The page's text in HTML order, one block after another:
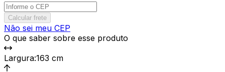
Calcular frete
Não sei meu CEP
O que saber sobre esse produto
Largura:163 cm